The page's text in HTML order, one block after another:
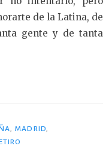
de la Latina, de
gente y de tanta
m
, MADRID,